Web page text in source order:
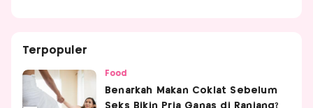
Terpopuler
Food
Benarkah Makan Coklat Sebelum